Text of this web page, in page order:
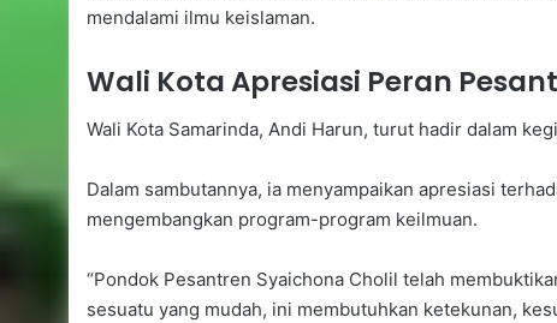
mendalami ilmu keislaman.
Wali Kota Apresiasi Peran
Wali Kota Samarinda, Andi Harun, turut hadir dalam
Dalam sambutannya, ia menyampaikan apresiasi
mengembangkan program-program keilmuan.
“Pondok Pesantren Syaichona Cholil telah
sesuatu yang mudah, ini membutuhkan ketekunan,